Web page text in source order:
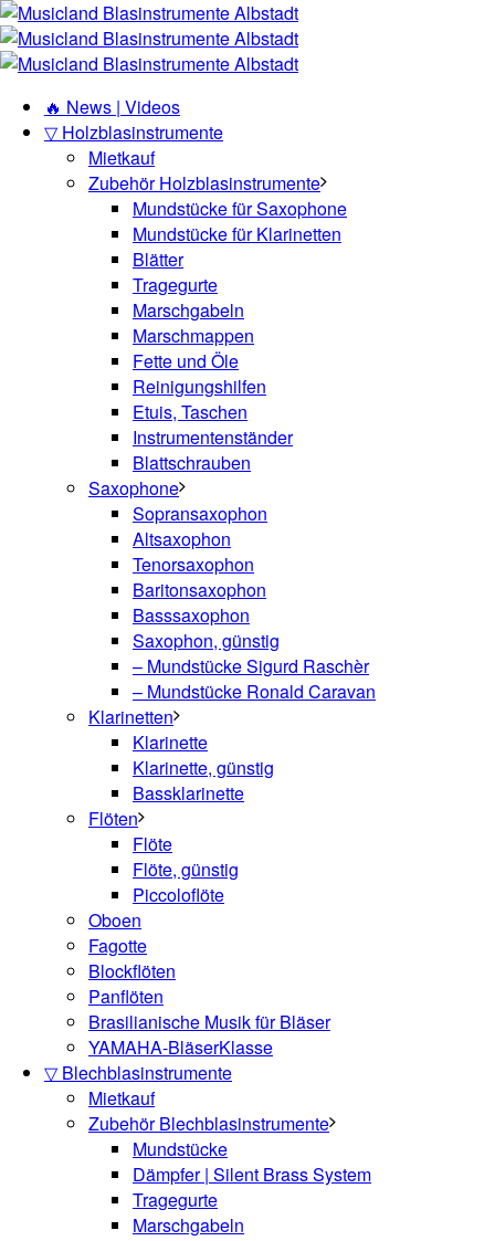
🔥 News | Videos
▽ Holzblasinstrumente
Mietkauf
Zubehör Holzblasinstrumente
Mundstücke für Saxophone
Mundstücke für Klarinetten
Blätter
Tragegurte
Marschgabeln
Marschmappen
Fette und Öle
Reinigungshilfen
Etuis, Taschen
Instrumentenständer
Blattschrauben
Saxophone
Sopransaxophon
Altsaxophon
Tenorsaxophon
Baritonsaxophon
Basssaxophon
Saxophon, günstig
– Mundstücke Sigurd Raschèr
– Mundstücke Ronald Caravan
Klarinetten
Klarinette
Klarinette, günstig
Bassklarinette
Flöten
Flöte
Flöte, günstig
Piccoloflöte
Oboen
Fagotte
Blockflöten
Panflöten
Brasilianische Musik für Bläser
YAMAHA-BläserKlasse
▽ Blechblasinstrumente
Mietkauf
Zubehör Blechblasinstrumente
Mundstücke
Dämpfer | Silent Brass System
Tragegurte
Marschgabeln